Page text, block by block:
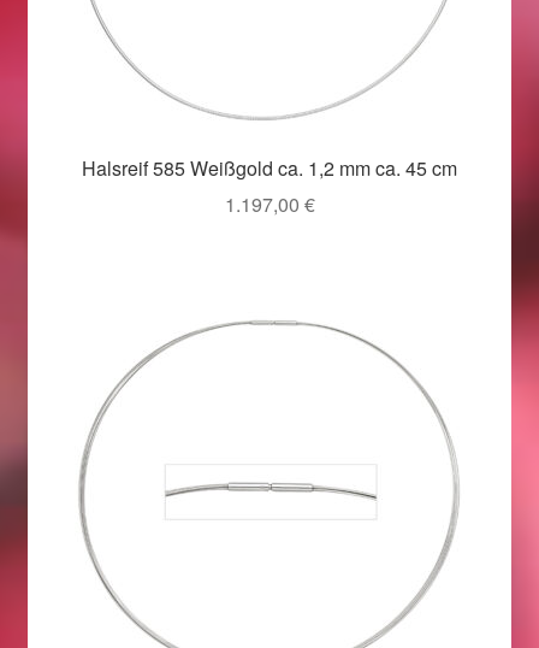
Startseite
Vertrag widerrufen
Warenkorb
Weihnachtsangebote 2015
Weihnachtsangebote 2016
Weihnachtsangebote 2017
Halsreif 585 Weißgold ca. 1,2 mm ca. 45 cm
1.197,00 €